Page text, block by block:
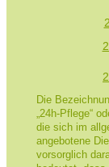
Die
„24h-Pflege“
die sich im
angebotene
vorsorglich